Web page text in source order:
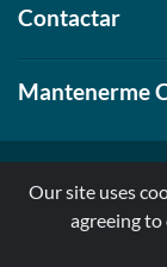
Contactar
Mantenerme
© 1999-
* Estas
Our site uses
agreeing to